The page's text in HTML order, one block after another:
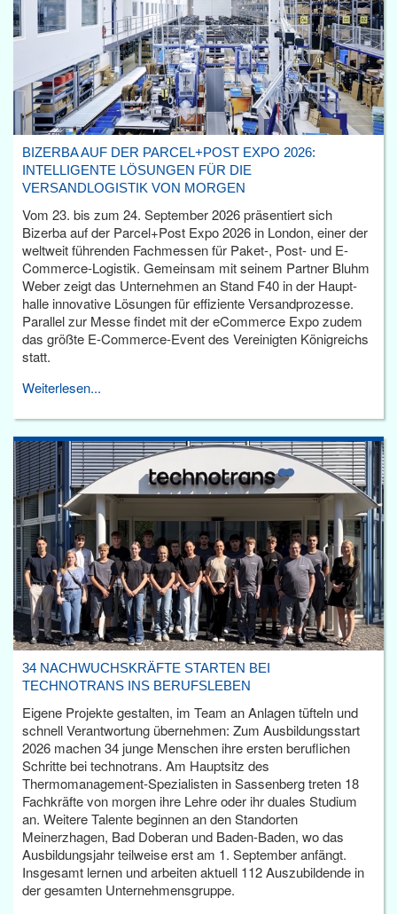
BIZERBA AUF DER PARCEL+POST EXPO 2026:
INTELLIGENTE LÖSUNGEN FÜR DIE
VERSANDLOGISTIK VON MORGEN
Vom 23. bis zum 24. September 2026 präsentiert sich
Bizerba auf der Parcel+Post Expo 2026 in London, einer der
weltweit führenden Fachmessen für Paket-, Post- und E-
Commerce-Logistik. Gemeinsam mit seinem Partner Bluhm
Weber zeigt das Unternehmen an Stand F40 in der Haupt­
halle innovative Lösungen für effiziente Versandprozesse.
Parallel zur Messe findet mit der eCommerce Expo zudem
das größte E-Commerce-Event des Vereinigten Königreichs
statt.
Weiterlesen...
34 NACHWUCHSKRÄFTE STARTEN BEI
TECHNOTRANS INS BERUFSLEBEN
Eigene Projekte gestalten, im Team an Anlagen tüfteln und
schnell Verantwortung übernehmen: Zum Ausbildungsstart
2026 machen 34 junge Menschen ihre ersten beruflichen
Schritte bei technotrans. Am Hauptsitz des
Thermomanagement-Spezialisten in Sassenberg treten 18
Fachkräfte von morgen ihre Lehre oder ihr duales Studium
an. Weitere Talente beginnen an den Standorten
Meinerzhagen, Bad Doberan und Baden-Baden, wo das
Ausbildungsjahr teilweise erst am 1. September anfängt.
Insgesamt lernen und arbeiten aktuell 112 Auszubildende in
der gesamten Unternehmensgruppe.